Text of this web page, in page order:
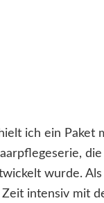
ich ein Paket
wurde.
intensiv mit